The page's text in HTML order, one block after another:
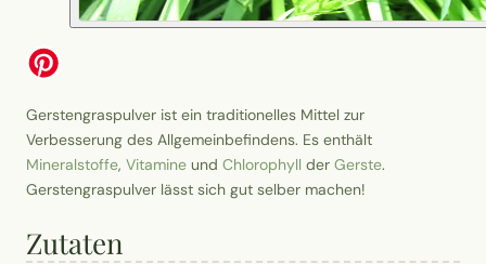
Gerstengraspulver ist ein traditionelles Mittel zur
Verbesserung des Allgemeinbefindens. Es enthält
Mineralstoffe, Vitamine und Chlorophyll der Gerste.
Gerstengraspulver lässt sich gut selber machen!
Zutaten